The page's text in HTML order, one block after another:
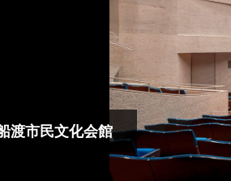
渡市民文化会館